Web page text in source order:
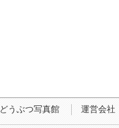
どうぶつ写真館 運営会社